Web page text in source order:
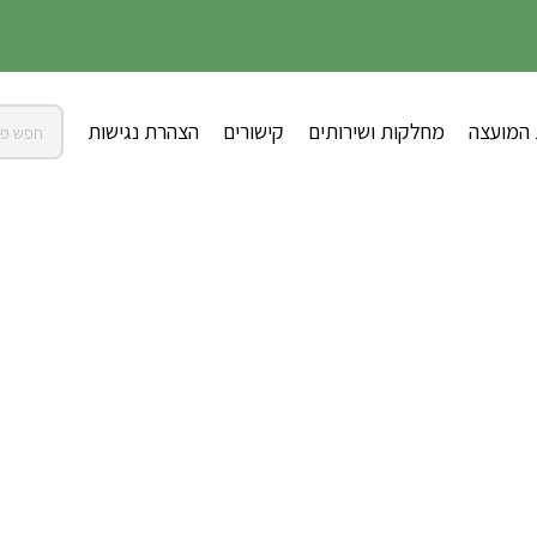
המועצה מחלקות ושירותים קישורים הצהרת נגישות